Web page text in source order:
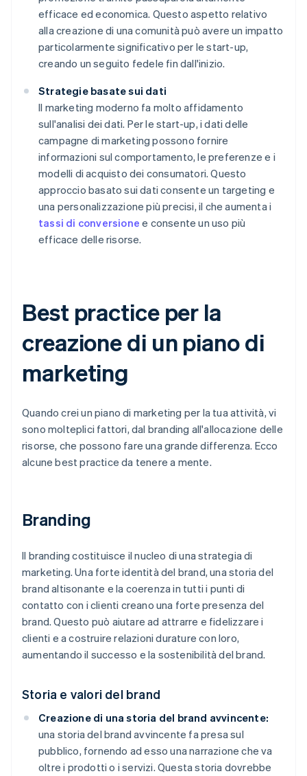
efficace ed economica. Questo aspetto relativo
alla creazione di una comunità può avere un impatto
particolarmente significativo per le start-up,
creando un seguito fedele fin dall'inizio.
Strategie basate sui dati
Il marketing moderno fa molto affidamento
sull'analisi dei dati. Per le start-up, i dati delle
campagne di marketing possono fornire
informazioni sul comportamento, le preferenze e i
modelli di acquisto dei consumatori. Questo
approccio basato sui dati consente un targeting e
una personalizzazione più precisi, il che aumenta i
tassi di conversione e consente un uso più
efficace delle risorse.
Best practice per la
creazione di un piano di
marketing
Quando crei un piano di marketing per la tua attività, vi
sono molteplici fattori, dal branding all'allocazione delle
risorse, che possono fare una grande differenza. Ecco
alcune best practice da tenere a mente.
Branding
Il branding costituisce il nucleo di una strategia di
marketing. Una forte identità del brand, una storia del
brand altisonante e la coerenza in tutti i punti di
contatto con i clienti creano una forte presenza del
brand. Questo può aiutare ad attrarre e fidelizzare i
clienti e a costruire relazioni durature con loro,
aumentando il successo e la sostenibilità del brand.
Storia e valori del brand
Creazione di una storia del brand avvincente:
una storia del brand avvincente fa presa sul
pubblico, fornendo ad esso una narrazione che va
oltre i prodotti o i servizi. Questa storia dovrebbe